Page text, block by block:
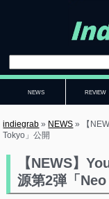
NEWS REVIEW
indiegrab » NEWS »
【
Tokyo」公開
【NEWS】
源第2弾「